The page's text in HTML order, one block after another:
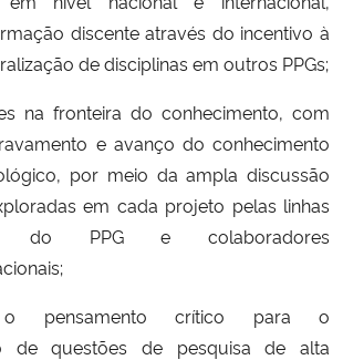
discente através do incentivo à
de disciplinas em outros PPGs;
na fronteira do conhecimento, com
e avanço do conhecimento
por meio da ampla discussão
em cada projeto pelas linhas
do PPG e colaboradores
pensamento crítico para o
de questões de pesquisa de alta